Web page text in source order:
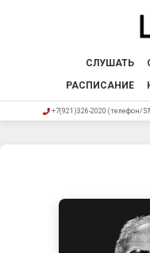
СЛУШАТЬ
РАСПИСАНИЕ
+7(921)326-2020 (телефон/